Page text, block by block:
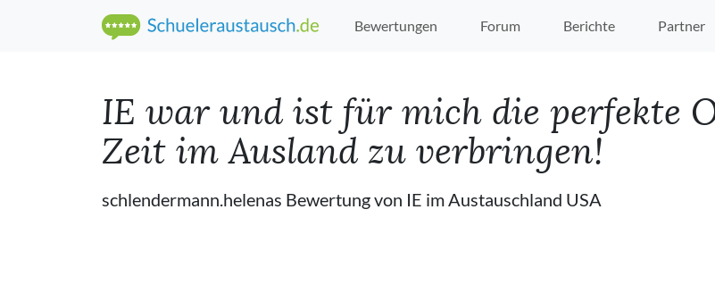
Bewertungen Forum Berichte Partner
IE war und ist für mich die perfekte
Zeit im Ausland zu verbringen!
schlendermann.helenas Bewertung von IE im Austauschland USA